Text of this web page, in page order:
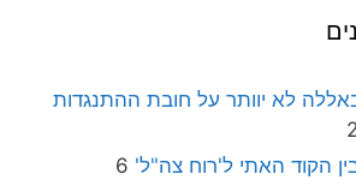
לא יוותר על חובת ההתנגדות
הקוד האתי ל'רוח צה"ל' 6